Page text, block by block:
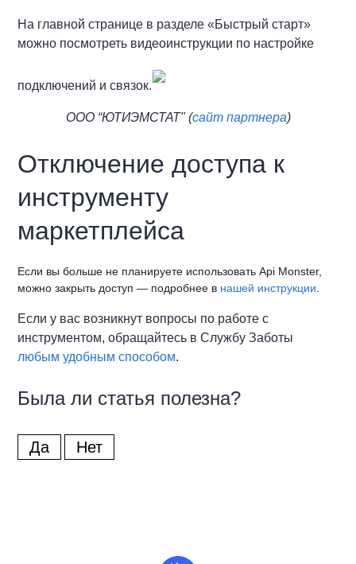
На главной странице в разделе «Быстрый старт»
можно посмотреть видеоинструкции по настройке
подключений и связок.
ООО “ЮТИЭМСТАТ" (сайт партнера)
Отключение доступа к
инструменту
маркетплейса
Если вы больше не планируете использовать Api Monster,
можно закрыть доступ — подробнее в нашей инструкции
Если у вас возникнут вопросы по работе с
инструментом, обращайтесь в Службу Заботы
любым удобным способом.
Была ли статья полезна?
Да Нет